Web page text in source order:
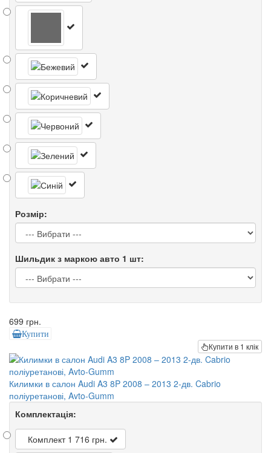
Розмір:
Шильдик з маркою авто 1 шт:
699 грн.
Купити
Купити в 1 клік
Килимки в салон Audi A3 8P 2008 – 2013 2-дв. Cabrio
поліуретанові, Avto-Gumm
Комплектація:
Комплект 1 716 грн.